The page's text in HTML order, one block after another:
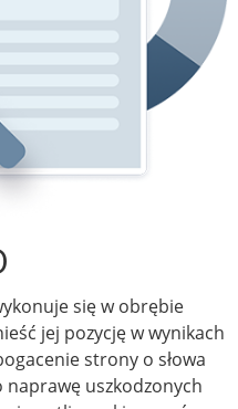
się w obrębie
jej pozycję w wynikach
strony o słowa
naprawę uszkodzonych